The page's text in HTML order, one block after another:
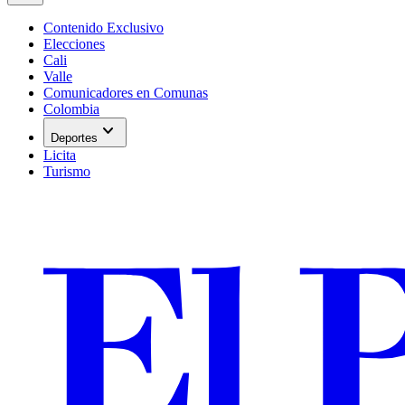
Contenido Exclusivo
Elecciones
Cali
Valle
Comunicadores en Comunas
Colombia
Deportes expand_more
Licita
Turismo